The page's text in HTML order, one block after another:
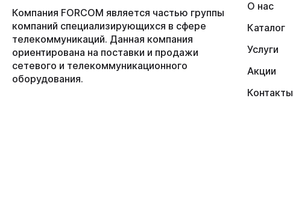
Компания FORCOM является частью группы
компаний специализирующихся в сфере
телекоммуникаций. Данная компания
ориентирована на поставки и продажи
сетевого и телекоммуникационного
оборудования.
О нас
Каталог
Услуги
Акции
Контакты